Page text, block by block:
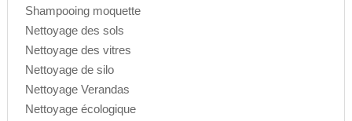
Shampooing moquette
Nettoyage des sols
Nettoyage des vitres
Nettoyage de silo
Nettoyage Verandas
Nettoyage écologique